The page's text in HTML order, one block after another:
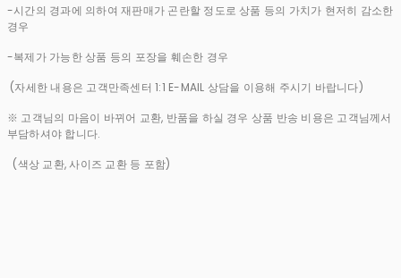
-시간의 경과에 의하여 재판매가 곤란할 정도로 상품 등의 가치가 현저히 감소한
경우
-복제가 가능한 상품 등의 포장을 훼손한 경우
(자세한 내용은 고객만족센터 1:1 E-MAIL 상담을 이용해 주시기 바랍니다)
※ 고객님의 마음이 바뀌어 교환, 반품을 하실 경우 상품 반송 비용은 고객님께서
부담하셔야 합니다.
(색상 교환, 사이즈 교환 등 포함)